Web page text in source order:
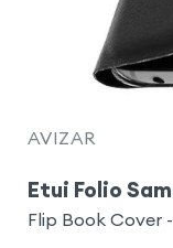
AVIZAR
Etui Folio
Flip Book Cover